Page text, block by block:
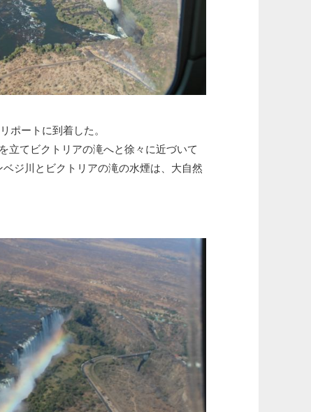
ポートに到着した。
立てビクトリアの滝へと徐々に近づいて
ジ川とビクトリアの滝の水煙は、大自然